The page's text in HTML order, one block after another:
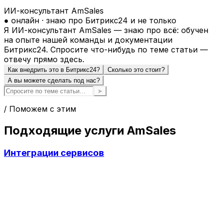
ИИ-консультант AmSales
● онлайн · знаю про Битрикс24 и не только
Я ИИ-консультант AmSales — знаю про всё: обучен
на опыте нашей команды и документации
Битрикс24. Спросите что-нибудь по теме статьи —
отвечу прямо здесь.
Как внедрить это в Битрикс24?
Сколько это стоит?
А вы можете сделать под нас?
➤
/ Поможем с этим
Подходящие услуги AmSales
Интеграции сервисов